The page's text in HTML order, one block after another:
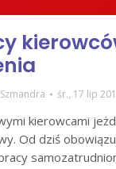
śr., 17 lip
kierowcami
Od dziś